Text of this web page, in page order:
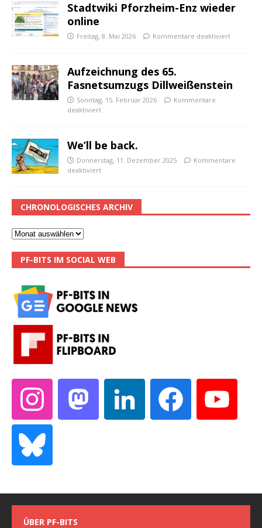
Stadtwiki Pforzheim-Enz wieder
online
Freitag, 8. Mai 2026 Kommentare deaktiviert
Aufzeichnung des 65.
Fasnetsumzugs Dillweißenstein
Sonntag, 15. Februar 2026
Kommentare
deaktiviert
We’ll be back.
Donnerstag, 11. Dezember 2025
Kommentare
deaktiviert
CHRONOLOGISCHES ARCHIV
PF-BITS IM SOCIAL WEB
ÜBER PF-BITS